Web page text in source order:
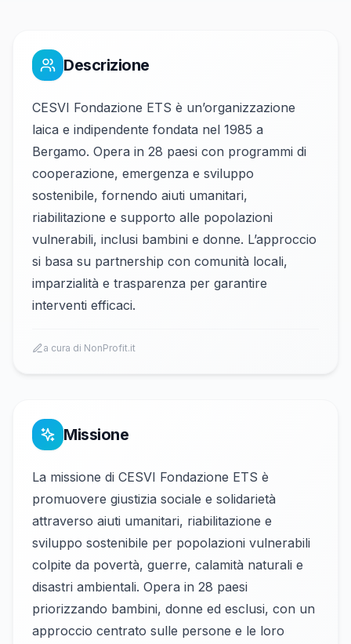
Descrizione
CESVI Fondazione ETS è un’organizzazione
laica e indipendente fondata nel 1985 a
Bergamo. Opera in 28 paesi con programmi di
cooperazione, emergenza e sviluppo
sostenibile, fornendo aiuti umanitari,
riabilitazione e supporto alle popolazioni
vulnerabili, inclusi bambini e donne. L’approccio
si basa su partnership con comunità locali,
imparzialità e trasparenza per garantire
interventi efficaci.
a cura di NonProfit.it
Missione
La missione di CESVI Fondazione ETS è
promuovere giustizia sociale e solidarietà
attraverso aiuti umanitari, riabilitazione e
sviluppo sostenibile per popolazioni vulnerabili
colpite da povertà, guerre, calamità naturali e
disastri ambientali. Opera in 28 paesi
priorizzando bambini, donne ed esclusi, con un
approccio centrato sulle persone e le loro